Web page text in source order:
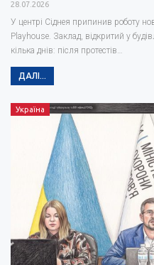
28.07.2026
У центрі Сіднея припинив роботу
Playhouse. Заклад, відкритий у
кілька днів: після протестів…
ДАЛІ...
Україна